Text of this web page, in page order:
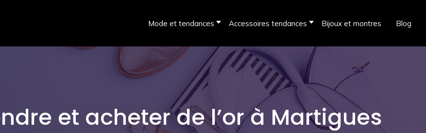
Mode et tendances Accessoires tendances Bijoux et montres Blog
et acheter de l’or à Martigues